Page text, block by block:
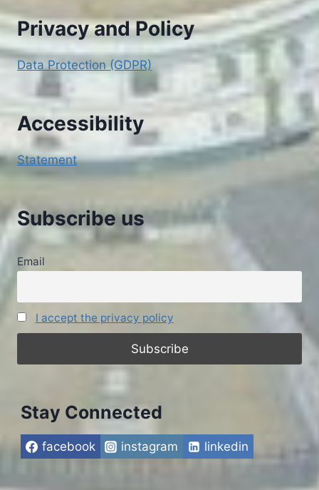
Privacy and Policy
Data Protection (GDPR)
Accessibility
Statement
Subscribe us
Email
I accept the privacy policy
Stay Connected
facebook instagram linkedin